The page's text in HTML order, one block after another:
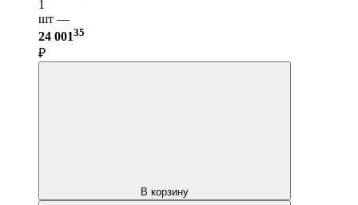
1
шт —
24 00135
₽
В корзину